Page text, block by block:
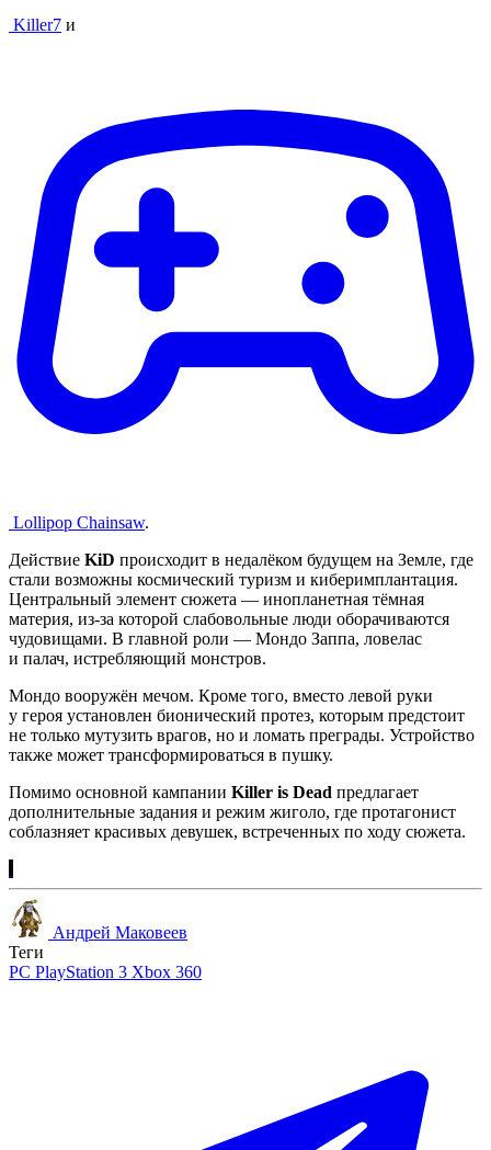
Killer7 и
Lollipop Chainsaw.
Действие KiD происходит в недалёком будущем на Земле, где
стали возможны космический туризм и киберимплантация.
Центральный элемент сюжета — инопланетная тёмная
материя, из-за которой слабовольные люди оборачиваются
чудовищами. В главной роли — Мондо Заппа, ловелас
и палач, истребляющий монстров.
Мондо вооружён мечом. Кроме того, вместо левой руки
у героя установлен бионический протез, которым предстоит
не только мутузить врагов, но и ломать преграды. Устройство
также может трансформироваться в пушку.
Помимо основной кампании Killer is Dead предлагает
дополнительные задания и режим жиголо, где протагонист
соблазняет красивых девушек, встреченных по ходу сюжета.
Андрей Маковеев
Теги
PC PlayStation 3 Xbox 360